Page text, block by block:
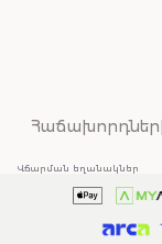
Վճարման եղանակներ